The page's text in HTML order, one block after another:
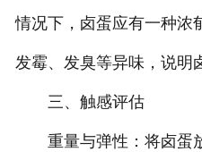
情况下，卤蛋应有一种浓
发霉、发臭等异味，说明
三、触感评估
重量与弹性：将卤蛋